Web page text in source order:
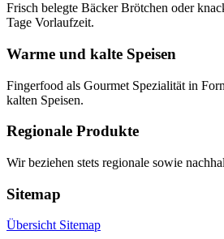
Frisch belegte Bäcker Brötchen oder
Tage Vorlaufzeit.
Warme und kalte Speisen
Fingerfood als Gourmet Spezialität in
kalten Speisen.
Regionale Produkte
Wir beziehen stets regionale sowie
Sitemap
Übersicht Sitemap